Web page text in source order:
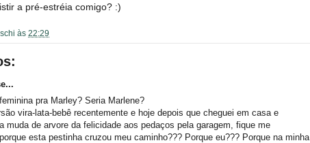
a pré-estréia comigo? :)
às 22:29
pra Marley? Seria Marlene?
vira-lata-bebê recentemente e hoje depois que cheguei em casa e
muda de arvore da felicidade aos pedaços pela garagem, fique me
esta pestinha cruzou meu caminho??? Porque eu??? Porque na minha